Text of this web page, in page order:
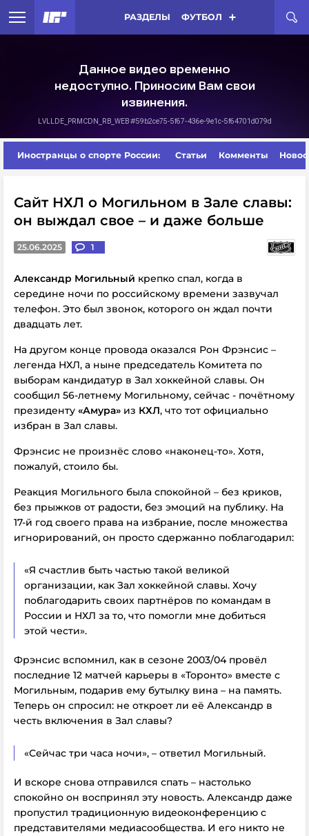
РАЗДЕЛЫ ФУТБОЛ
Иностранцы о спорте России: Статьи Комменты
Сайт НХЛ о Могильном в Зале славы:
он выждал свое – и даже больше
25.06.2025 1
Александр Могильный крепко спал, когда в
середине ночи по российскому времени зазвучал
телефон. Это был звонок, которого он ждал почти
двадцать лет.
На другом конце провода оказался Рон Фрэнсис –
легенда НХЛ, а ныне председатель Комитета по
выборам кандидатур в Зал хоккейной славы. Он
сообщил 56-летнему Могильному, сейчас - почётному
президенту «Амура» из КХЛ, что тот официально
избран в Зал славы.
Фрэнсис не произнёс слово «наконец-то». Хотя,
пожалуй, стоило бы.
Реакция Могильного была спокойной – без криков,
без прыжков от радости, без эмоций на публику. На
17-й год своего права на избрание, после множества
игнорирований, он просто сдержанно поблагодарил:
«Я счастлив быть частью такой великой
организации, как Зал хоккейной славы. Хочу
поблагодарить своих партнёров по командам в
России и НХЛ за то, что помогли мне добиться
этой чести».
Фрэнсис вспомнил, как в сезоне 2003/04 провёл
последние 12 матчей карьеры в «Торонто» вместе с
Могильным, подарив ему бутылку вина – на память.
Теперь он спросил: не откроет ли её Александр в
честь включения в Зал славы?
«Сейчас три часа ночи», – ответил Могильный.
И вскоре снова отправился спать – настолько
спокойно он воспринял эту новость. Александр даже
пропустил традиционную видеоконференцию с
представителями медиасообщества. И его никто не